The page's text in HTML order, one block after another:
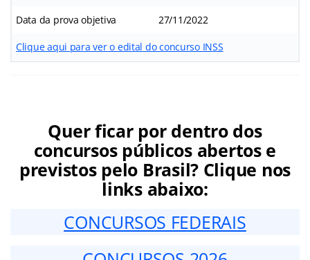
Data da prova objetiva 27/11/2022
Clique aqui para ver o edital do concurso INSS
Quer ficar por dentro dos
concursos públicos abertos e
previstos pelo Brasil? Clique nos
links abaixo:
CONCURSOS FEDERAIS